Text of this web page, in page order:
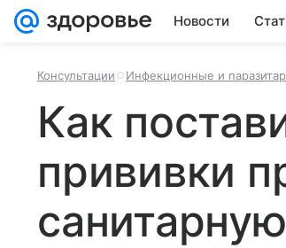
Новости
Консультации Инфекционные и
Как
прививки